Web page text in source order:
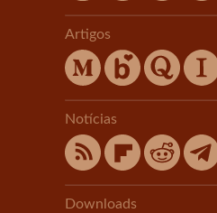
Artigos
Notícias
Downloads